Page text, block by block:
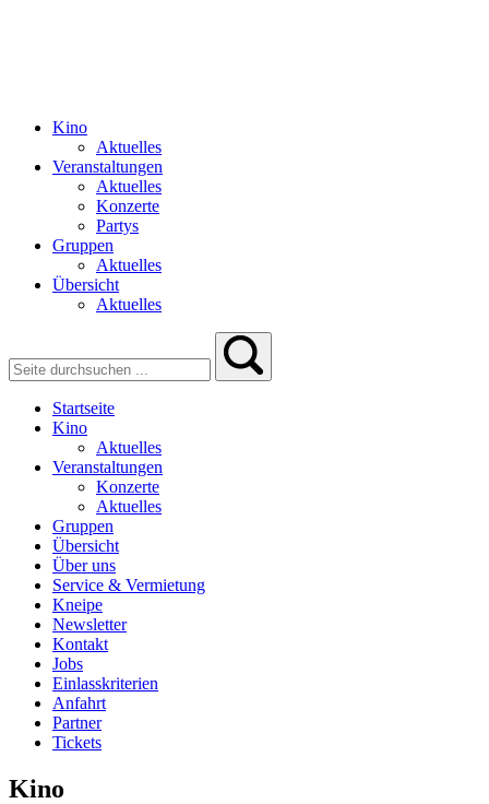
Kino
Aktuelles
Veranstaltungen
Aktuelles
Konzerte
Partys
Gruppen
Aktuelles
Übersicht
Aktuelles
Startseite
Kino
Aktuelles
Veranstaltungen
Konzerte
Aktuelles
Gruppen
Übersicht
Über uns
Service & Vermietung
Kneipe
Newsletter
Kontakt
Jobs
Einlasskriterien
Anfahrt
Partner
Tickets
Kino